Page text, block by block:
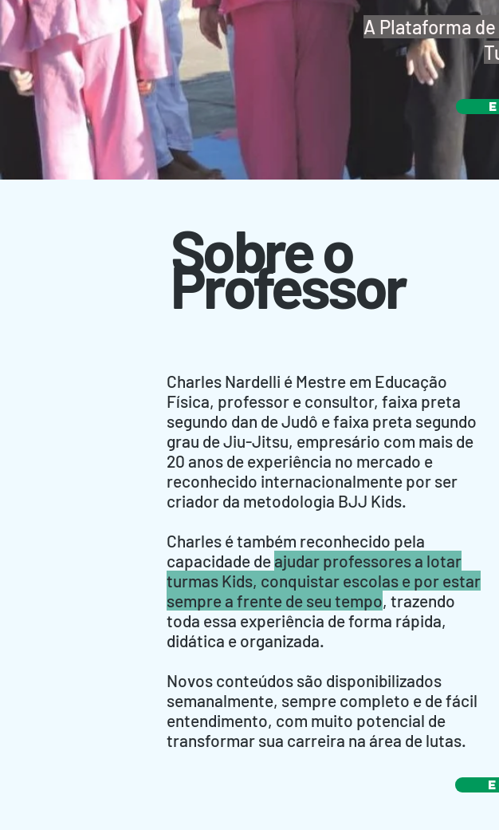
A Plataforma
Sobre o
Professor
Charles Nardelli é Mestre em Educação
Física, professor e consultor, faixa preta
segundo dan de Judô e faixa preta segundo
grau de Jiu-Jitsu, empresário com mais de
20 anos de experiência no mercado e
reconhecido internacionalmente por ser
criador da metodologia BJJ Kids.
Charles é também reconhecido pela
capacidade de ajudar professores a lotar
turmas Kids, conquistar escolas e por estar
sempre a frente de seu tempo, trazendo
toda essa experiência de forma rápida,
didática e organizada.
Novos conteúdos são disponibilizados
semanalmente, sempre completo e de fácil
entendimento, com muito potencial de
transformar sua carreira na área de lutas.